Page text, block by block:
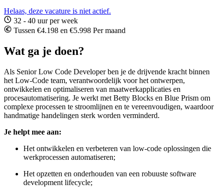
Helaas, deze vacature is niet actief.
32 - 40 uur per week
Tussen €4.198 en €5.998 Per maand
Wat ga je doen?
Als Senior Low Code Developer ben je de drijvende kracht binnen
het Low-Code team, verantwoordelijk voor het ontwerpen,
ontwikkelen en optimaliseren van maatwerkapplicaties en
procesautomatisering. Je werkt met Betty Blocks en Blue Prism om
complexe processen te stroomlijnen en te vereenvoudigen, waardoor
handmatige handelingen sterk worden verminderd.
Je helpt mee aan:
Het ontwikkelen en verbeteren van low-code oplossingen die
werkprocessen automatiseren;
Het opzetten en onderhouden van een robuuste software
development lifecycle;